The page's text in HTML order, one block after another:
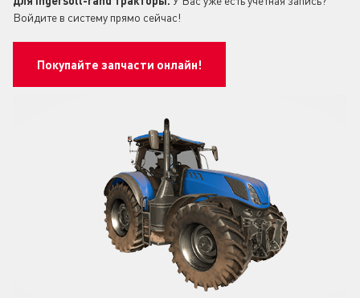
Войдите в систему прямо сейчас!
Покупайте запчасти онлайн!